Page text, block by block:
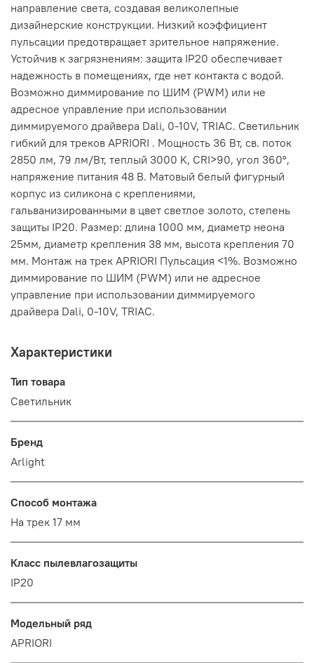
направление света, создавая великолепные
дизайнерские конструкции. Низкий коэффициент
пульсации предотвращает зрительное напряжение.
Устойчив к загрязнениям: защита IP20 обеспечивает
надежность в помещениях, где нет контакта с водой.
Возможно диммирование по ШИМ (PWM) или не
адресное управление при использовании
диммируемого драйвера Dali, 0-10V, TRIAC. Светильник
гибкий для треков APRIORI . Мощность 36 Вт, св. поток
2850 лм, 79 лм/Вт, теплый 3000 K, CRI>90, угол 360°,
напряжение питания 48 В. Матовый белый фигурный
корпус из силикона с креплениями,
гальванизированными в цвет светлое золото, степень
защиты IP20. Размер: длина 1000 мм, диаметр неона
25мм, диаметр крепления 38 мм, высота крепления 70
мм. Монтаж на трек APRIORI Пульсация <1%. Возможно
диммирование по ШИМ (PWM) или не адресное
управление при использовании диммируемого
драйвера Dali, 0-10V, TRIAC.
Характеристики
Тип товара
Светильник
Бренд
Arlight
Способ монтажа
На трек 17 мм
Класс пылевлагозащиты
IP20
Модельный ряд
APRIORI